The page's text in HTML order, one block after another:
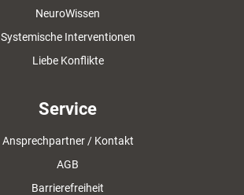
NeuroWissen
Systemische Interventionen
Liebe Konflikte
Service
Ansprechpartner / Kontakt
AGB
Barrierefreiheit